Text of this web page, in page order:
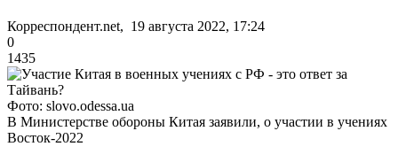
Корреспондент.net, 19 августа 2022, 17:24
0
1435
Фото: slovo.odessa.ua
В Министерстве обороны Китая заявили, о участии в учениях
Восток-2022